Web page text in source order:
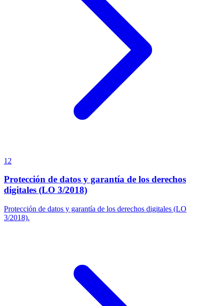
12
Protección de datos y garantía de los derechos
digitales (LO 3/2018)
Protección de datos y garantía de los derechos digitales (LO
3/2018).